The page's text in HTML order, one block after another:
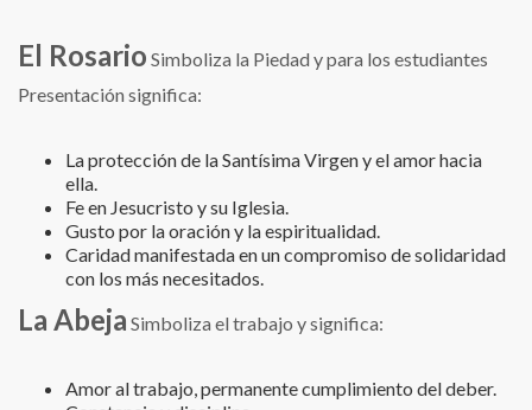
El Rosario Simboliza la Piedad y para los estudiantes
Presentación significa:
La protección de la Santísima Virgen y el amor hacia
ella.
Fe en Jesucristo y su Iglesia.
Gusto por la oración y la espiritualidad.
Caridad manifestada en un compromiso de solidaridad
con los más necesitados.
La Abeja Simboliza el trabajo y significa:
Amor al trabajo, permanente cumplimiento del deber.